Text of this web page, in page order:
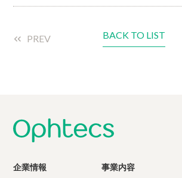
PREV BACK TO LIST
企業情報 事業内容